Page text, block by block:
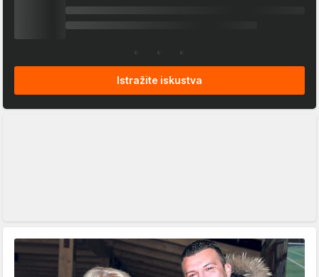
Istražite iskustva